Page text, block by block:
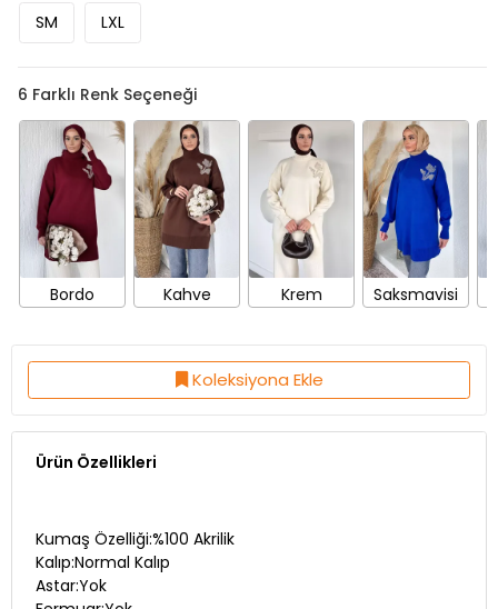
Bordo Kahve Krem Saksmavisi
Koleksiyona Ekle
Ürün Özellikleri
Kalıp:Normal Kalıp
Astar:Yok
Fermuar:Yok
Esneklik:Var